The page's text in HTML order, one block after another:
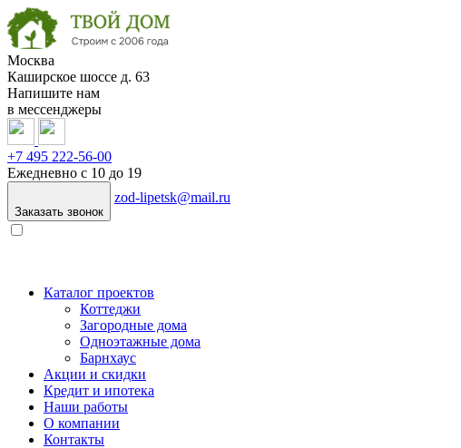
Москва
Каширское шоссе д. 63
Напишите нам
в мессенджеры
+7 495 222-56-00
Ежедневно с 10 до 19
Заказать звонок
zod-lipetsk@mail.ru
Каталог проектов
Коттеджи
Загородные дома
Одноэтажные дома
Барнхаус
Акции и скидки
Кредит и ипотека
Наши работы
О компании
Контакты